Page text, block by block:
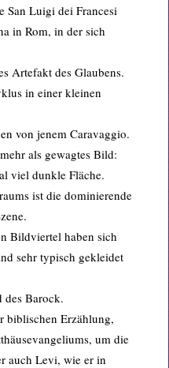
San Luigi dei Francesi
in Rom, in der sich
Artefakt des Glaubens.
in einer kleinen
von jenem Caravaggio.
als gewagtes Bild:
viel dunkle Fläche.
ist die dominierende
Bildviertel haben sich
sehr typisch gekleidet
des Barock.
biblischen Erzählung,
um die
auch Levi, wie er in